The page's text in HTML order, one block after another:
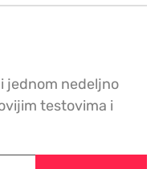
jednom nedeljno
testovima i